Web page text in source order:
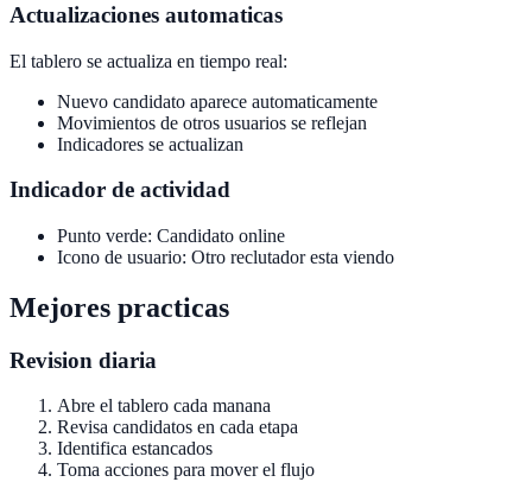
Actualizaciones automaticas
El tablero se actualiza en tiempo real:
Nuevo candidato aparece automaticamente
Movimientos de otros usuarios se reflejan
Indicadores se actualizan
Indicador de actividad
Punto verde: Candidato online
Icono de usuario: Otro reclutador esta viendo
Mejores practicas
Revision diaria
Abre el tablero cada manana
Revisa candidatos en cada etapa
Identifica estancados
Toma acciones para mover el flujo